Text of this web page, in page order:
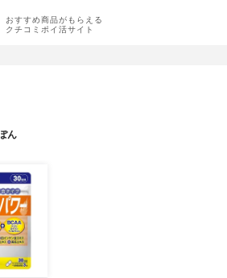
おすすめ商品がもらえる
クチコミポイ活サイト
ん